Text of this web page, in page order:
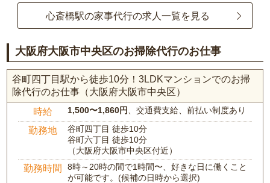
心斎橋駅の家事代行の求人一覧を見る
大阪府大阪市中央区のお掃除代行のお仕事
谷町四丁目駅から徒歩10分！3LDKマンションでのお掃
除代行のお仕事（大阪府大阪市中央区）
時給 1,500〜1,860円 、交通費支給、前払い制度あり
勤務地
谷町四丁目 徒歩10分
谷町六丁目 徒歩10分
（大阪府大阪市中央区付近）
勤務時間
8時～20時の間で1時間〜、好きな日に働くこと
が可能です。(候補の日時から選択)